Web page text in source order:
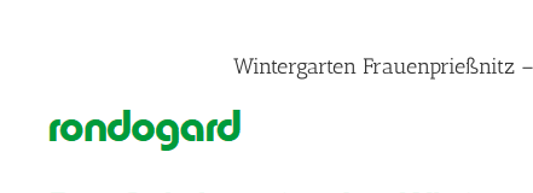
Wintergarten Frauenprießnitz